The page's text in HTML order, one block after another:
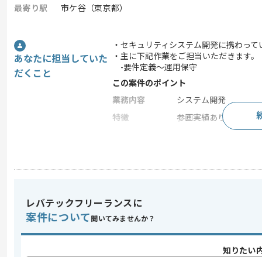
最寄り駅
市ケ谷（東京都）
あなたに担当していた
だくこと
・セキュリティシステム開発に携わって
・主に下記作業をご担当いただきます。
-要件定義～運用保守
この案件のポイント
業務内容
システム開発
特徴
参画実績あり , 20代活
スキルに不安がある方へ
上記に似た経験やスキルをお持ちであれば
レバテックフリーランスに
案件について 聞いてみませんか？
知りたい